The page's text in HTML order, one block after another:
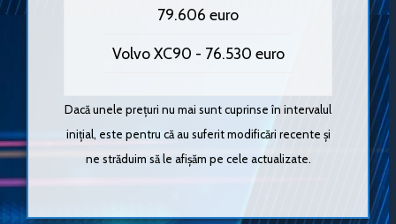
79.606 euro
Volvo XC90 - 76.530 euro
Dacă unele prețuri nu mai sunt cuprinse în intervalul
inițial, este pentru că au suferit modificări recente și
ne străduim să le afișăm pe cele actualizate.